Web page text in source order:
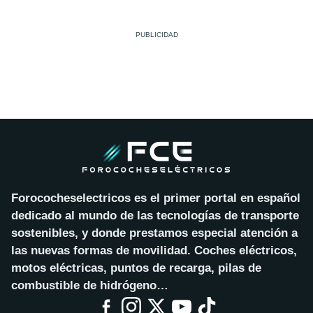
Forococheselectricos es el primer portal en español
dedicado al mundo de las tecnologías de transporte
sostenibles, y donde prestamos especial atención a
las nuevas formas de movilidad. Coches eléctricos,
motos eléctricas, puntos de recarga, pilas de
combustible de hidrógeno…